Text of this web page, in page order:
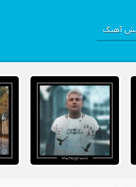
آهنگ